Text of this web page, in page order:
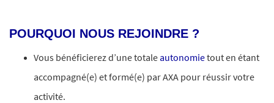
POURQUOI NOUS REJOINDRE ?
Vous bénéficierez d’une totale autonomietout en étant
accompagné(e) et formé(e) par AXA pour réussir votre
activité.